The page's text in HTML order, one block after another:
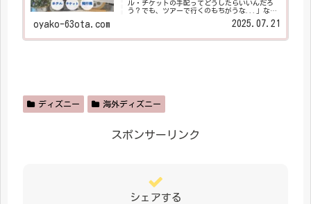
ル・チケットの手配ってどうしたらいいんだろ
う？でも、ツアーで行くのもちがうな...」なん
てお困りではありませんか？ ツアーだと自由に
動けないから自分で予約したいという方も多い
券やホテル・チケットをどのように自分たちで
oyako-63ota.com 2025.07.21
ディズニー 海外ディズニー
スポンサーリンク
シェアする